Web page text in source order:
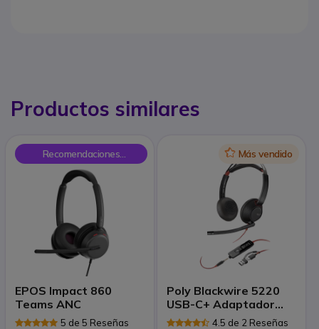
Productos similares
Recomendaciones
Onedirect
EPOS Impact 860
Teams ANC
5 de 5 Reseñas
IconMás vendido
Poly Blackwire 5220
USB-C+ Adaptador
USB-C/A4.5 de 2 Reseñas